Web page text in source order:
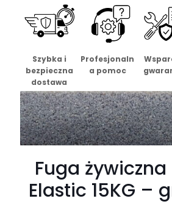
Szybka i
bezpieczna
dostawa
Profesjonaln
a pomoc
Fuga żywiczna
Elastic 15KG –